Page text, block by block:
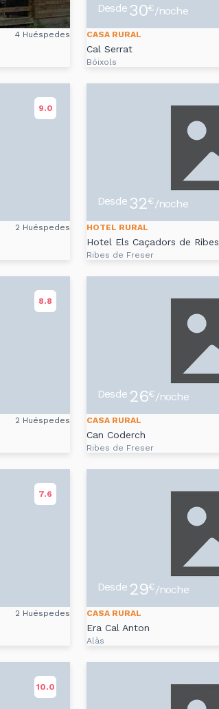
4 Huéspedes
Desde 30€/noche
CASA RURAL
Cal Serrat
Bóixols
9.0
2 Huéspedes
Desde 32€/noche
HOTEL RURAL
Hotel Els Caçadors de Ribes
Ribes de Freser
8.8
2 Huéspedes
Desde 26€/noche
CASA RURAL
Can Coderch
Ribes de Freser
7.6
2 Huéspedes
Desde 29€/noche
CASA RURAL
Era Cal Anton
Alàs
10.0